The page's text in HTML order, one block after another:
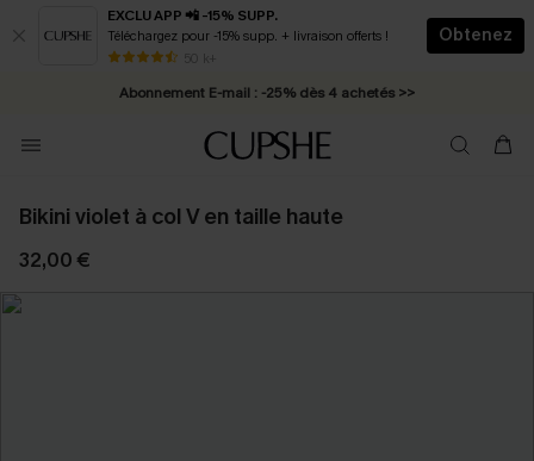
EXCLU APP 📲 -15% SUPP.
Téléchargez pour -15% supp. + livraison offerts !
50 k+
Obtenez
* Livraison éclair 2-3 jours ouvrés >>
Abonnement E-mail : -25% dès 4 achetés >>
Bikini violet à col V en taille haute
32,00 €